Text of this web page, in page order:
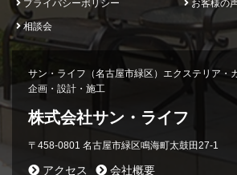
プライバシーポリシー お客様の
相談会
サン・ライフ（名古屋市緑区）エクステリア・
企画・設計・施工
株式会社サン・ライフ
〒458-0801 名古屋市緑区鳴海町太鼓田27-1
アクセス 会社概要